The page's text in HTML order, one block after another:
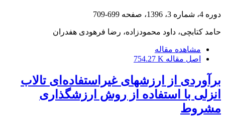
دوره 4، شماره 3، 1396، صفحه 699-709
حامد کتابچی، داود محمودزاده، رضا فرهودی هفدران
مشاهده مقاله
اصل مقاله 754.27 K
برآوردی از ارزشهای غیر‌استفاده‌ای تالاب
انزلی با استفاده از روش ارزشگذاری
مشروط